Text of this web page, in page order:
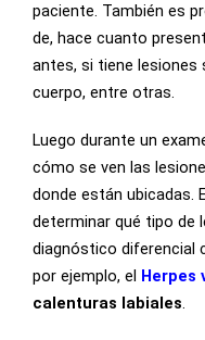
paciente. También es
de, hace cuanto
antes, si tiene lesiones
cuerpo, entre otras.
Luego durante un
cómo se ven las
donde están ubicadas.
determinar qué tipo de
diagnóstico diferencial
por ejemplo, el Herpes
calenturas labiales.